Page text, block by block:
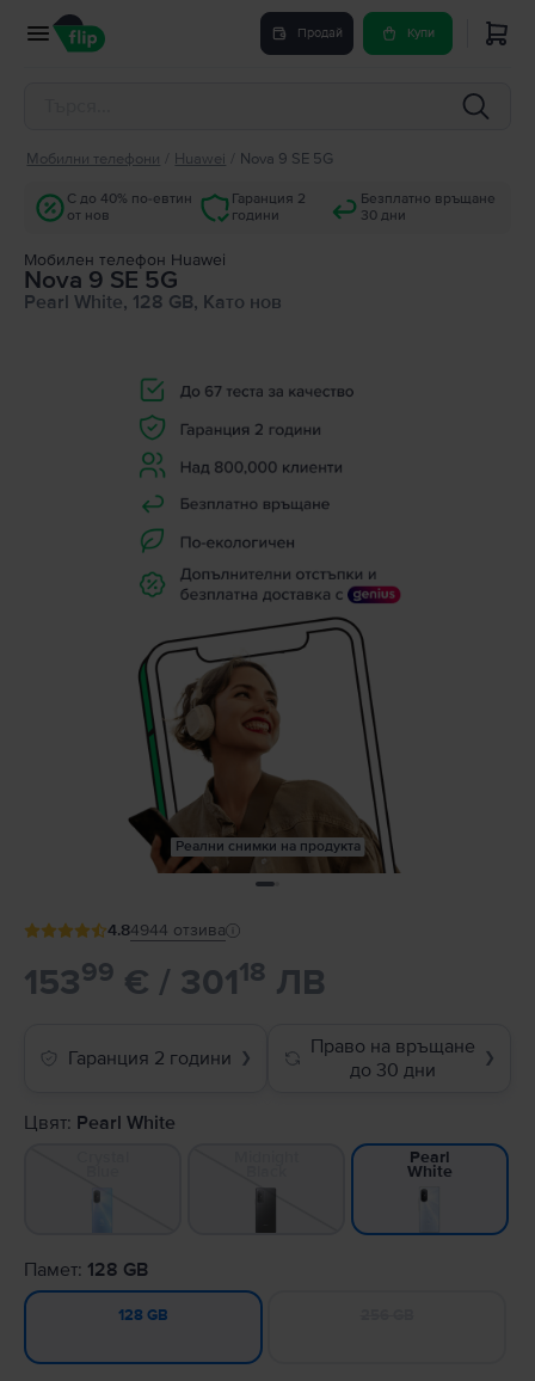
Продай Купи
Мобилни телефони Huawei Nova 9 SE 5G
С до 40% по-евтин
от нов
Гаранция 2
години
Безплатно връщане
30 дни
Мобилен телефон Huawei
Nova 9 SE 5G
Pearl White, 128 GB, Като нов
Реални снимки на продукта
4.84944 отзива
15399 € / 30118 ЛВ
Гаранция 2 години ❯
Право на връщане
до 30 дни
❯
Цвят: Pearl White
Pearl
White
Памет: 128 GB
128 GB